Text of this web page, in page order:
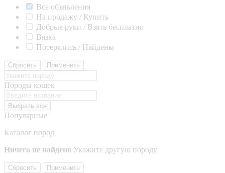
Все объявления
На продажу / Купить
Добрые руки / Взять бесплатно
Вязка
Потерялись / Найдены
Сбросить Применить
Породы кошек
Выбрать все
Популярные
Каталог пород
Ничего не найдено Укажите другую породу
Сбросить Применить